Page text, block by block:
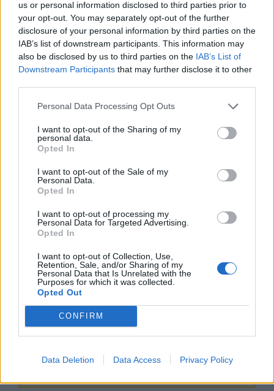
us or personal information disclosed to third parties prior to
your opt-out. You may separately opt-out of the further
disclosure of your personal information by third parties on the
IAB’s list of downstream participants. This information may
also be disclosed by us to third parties on the IAB’s List of
Downstream Participants that may further disclose it to other
Personal Data Processing Opt Outs
I want to opt-out of the Sharing of my
personal data.
Opted In
I want to opt-out of the Sale of my
Personal Data.
Opted In
I want to opt-out of processing my
Personal Data for Targeted Advertising.
Opted In
I want to opt-out of Collection, Use,
Retention, Sale, and/or Sharing of my
Personal Data that Is Unrelated with the
Purposes for which it was collected.
Opted Out
CONFIRM
Data Deletion Data Access Privacy Policy
τεχνολογίας, καινοτομίας και εξωστρεφούς
επιχειρηματικότητας»
Ο διευθύνων σύμβουλος της Enterprise Greece,
Δρ. Μαρίνος Γιαννόπουλος, δήλωσε: «Η υψηλή
συμμετοχή στο Greek Tech in Paris, η ποιότητα
των συζητήσεων και το ουσιαστικό ενδιαφέρον
της διεθνούς επενδυτικής κοινότητας
επιβεβαιώνουν ότι η Ελλάδα ενισχύει σταθερά τη
θέση της ως αναδυόμενος ευρωπαϊκός κόμβος
επιχειρηματικότητας. Στην Enterprise Greece
εργαζόμαστε συστηματικά για την ανάδειξη
αυτής της δυναμικής, τη διασύνδεση των
ελληνικών τεχνολογικών επιχειρήσεων με διεθνή
κεφάλαια και στρατηγικούς εταίρους, καθώς και
τη διαμόρφωση νέων ευκαιριών ανάπτυξης για το
ελληνικό οικοσύστημα καινοτομίας».
Ακολουθήστε το στοGoogle News